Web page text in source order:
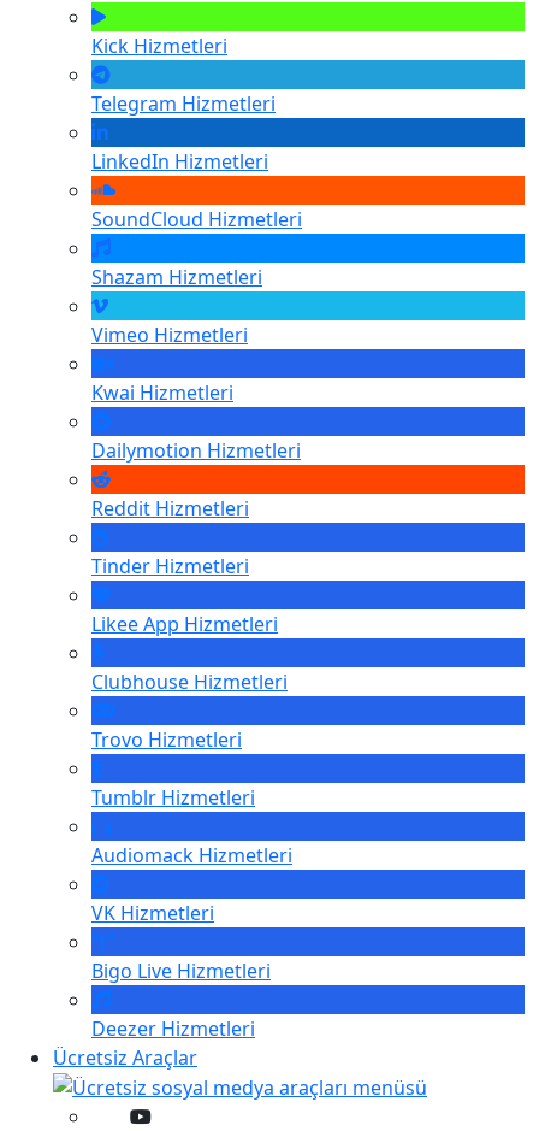
Kick Hizmetleri
Telegram Hizmetleri
LinkedIn Hizmetleri
SoundCloud Hizmetleri
Shazam Hizmetleri
Vimeo Hizmetleri
Kwai Hizmetleri
Dailymotion Hizmetleri
Reddit Hizmetleri
Tinder Hizmetleri
Likee App Hizmetleri
Clubhouse Hizmetleri
Trovo Hizmetleri
Tumblr Hizmetleri
Audiomack Hizmetleri
VK Hizmetleri
Bigo Live Hizmetleri
Deezer Hizmetleri
Ücretsiz Araçlar